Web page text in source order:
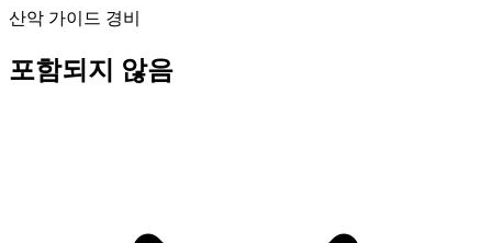
산악 가이드 경비
포함되지 않음